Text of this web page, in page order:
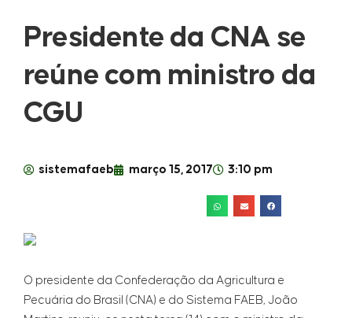
Presidente da CNA se
reúne com ministro da
CGU
sistemafaeb março 15, 2017 3:10 pm
O presidente da Confederação da Agricultura e
Pecuária do Brasil (CNA) e do Sistema FAEB, João